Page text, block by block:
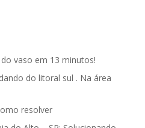
vaso em 13 minutos!
do litoral sul . Na área
resolver